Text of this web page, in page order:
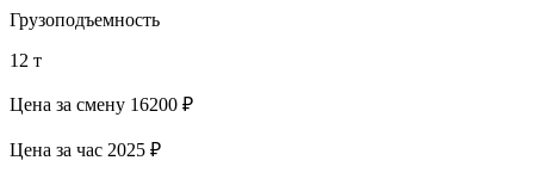
Грузоподъемность
12 т
Цена за смену 16200 ₽
Цена за час 2025 ₽